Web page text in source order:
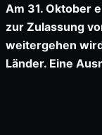
Am 31. Oktober
zur Zulassung
weitergehen
Länder. Eine